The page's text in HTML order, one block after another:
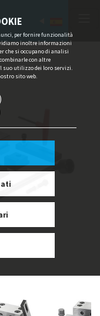
per fornire funzionalità
inoltre informazioni
si occupano di analisi
con altre
suo utilizzo dei loro servizi.
sito web.